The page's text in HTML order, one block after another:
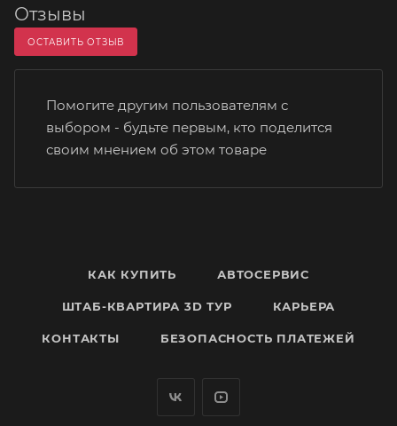
Отзывы
ОСТАВИТЬ ОТЗЫВ
Помогите другим пользователям с
выбором - будьте первым, кто поделится
своим мнением об этом товаре
КАК КУПИТЬ АВТОСЕРВИС
ШТАБ-КВАРТИРА 3D ТУР КАРЬЕРА
КОНТАКТЫ БЕЗОПАСНОСТЬ ПЛАТЕЖЕЙ